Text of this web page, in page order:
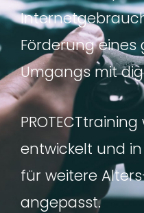
Förderung eines
Umgangs mit
entwickelt und
für weitere
angepasst.